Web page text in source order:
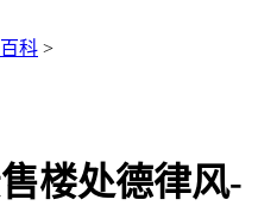
科 >
楼处德律风-